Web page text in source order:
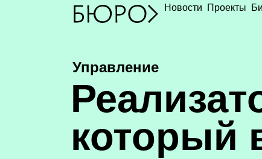
Новости Проекты
Управление
Р
который